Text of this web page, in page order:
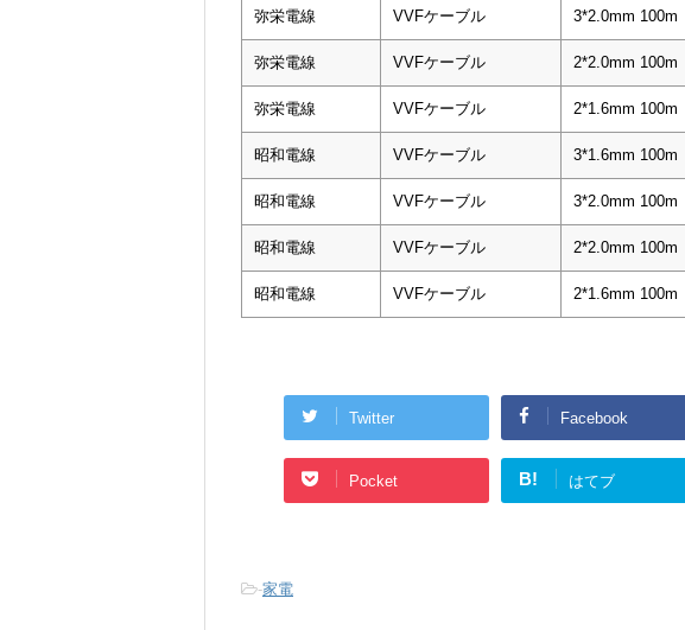
弥栄電線 VVFケーブル 3*2.0mm 100m
弥栄電線 VVFケーブル 2*2.0mm 100m
弥栄電線 VVFケーブル 2*1.6mm 100m
昭和電線 VVFケーブル 3*1.6mm 100m
昭和電線 VVFケーブル 3*2.0mm 100m
昭和電線 VVFケーブル 2*2.0mm 100m
昭和電線 VVFケーブル 2*1.6mm 100m
Twitter Facebook
Pocket B! はてブ
-家電